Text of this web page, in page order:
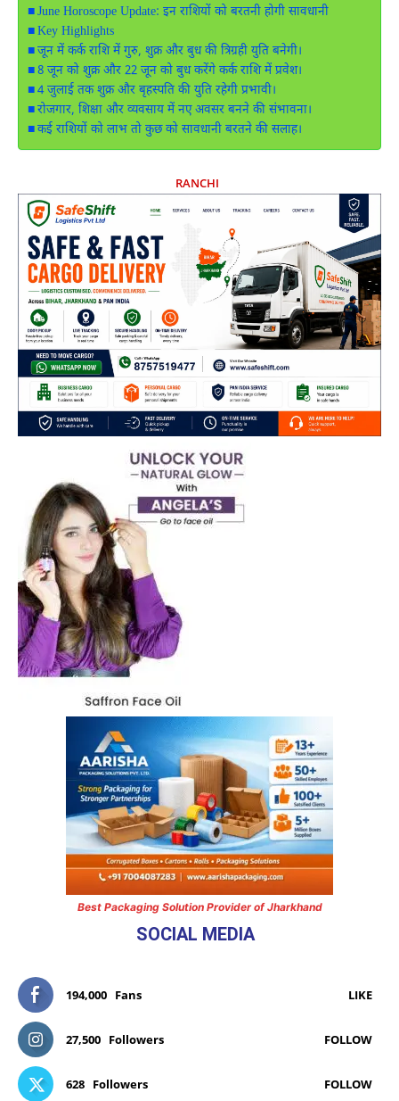
June Horoscope Update: इन राशियों को बरतनी होगी सावधानी
Key Highlights
जून में कर्क राशि में गुरु, शुक्र और बुध की त्रिग्रही युति बनेगी।
8 जून को शुक्र और 22 जून को बुध करेंगे कर्क राशि में प्रवेश।
4 जुलाई तक शुक्र और बृहस्पति की युति रहेगी प्रभावी।
रोजगार, शिक्षा और व्यवसाय में नए अवसर बनने की संभावना।
कई राशियों को लाभ तो कुछ को सावधानी बरतने की सलाह।
RANCHI
Best Packaging Solution Provider of Jharkhand
SOCIAL MEDIA
194,000 Fans LIKE
27,500 Followers FOLLOW
628 Followers FOLLOW